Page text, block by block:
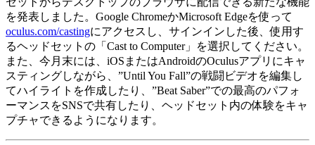
を発表しました。Google ChromeかMicrosoft Edgeを使って
oculus.com/castingにアクセスし、サインインした後、使用す
るヘッドセットの「Cast to Computer」を選択してください。
また、今月末には、iOSまたはAndroidのOculusアプリにキャ
スティングしながら、”Until You Fall”の戦闘ビデオを編集し
てハイライトを作成したり、”Beat Saber”での最高のパフォ
ーマンスをSNSで共有したり、ヘッドセット内の体験をキャ
プチャできるようになります。